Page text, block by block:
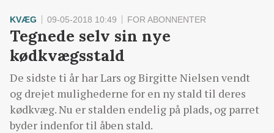
KVÆG 09-05-2018 10:49 FOR ABONNENTER
Tegnede selv sin nye
kødkvægsstald
De sidste ti år har Lars og Birgitte Nielsen vendt
og drejet mulighederne for en ny stald til deres
kødkvæg. Nu er stalden endelig på plads, og parret
byder indenfor til åben stald.